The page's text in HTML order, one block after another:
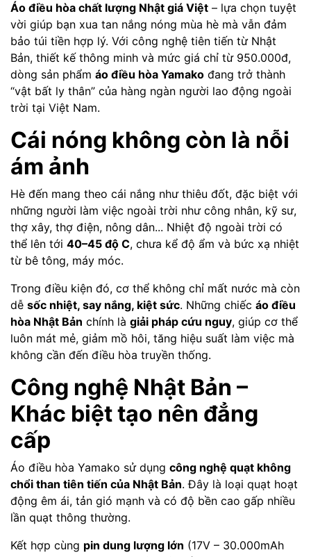
Áo điều hòa chất lượng Nhật giá Việt – lựa chọn tuyệt
vời giúp bạn xua tan nắng nóng mùa hè mà vẫn đảm
bảo túi tiền hợp lý. Với công nghệ tiên tiến từ Nhật
Bản, thiết kế thông minh và mức giá chỉ từ 950.000đ,
dòng sản phẩm áo điều hòa Yamako đang trở thành
“vật bất ly thân” của hàng ngàn người lao động ngoài
trời tại Việt Nam.
Cái nóng không còn là nỗi
ám ảnh
Hè đến mang theo cái nắng như thiêu đốt, đặc biệt với
những người làm việc ngoài trời như công nhân, kỹ sư,
thợ xây, thợ điện, nông dân... Nhiệt độ ngoài trời có
thể lên tới 40–45 độ C, chưa kể độ ẩm và bức xạ nhiệt
từ bê tông, máy móc.
Trong điều kiện đó, cơ thể không chỉ mất nước mà còn
dễ sốc nhiệt, say nắng, kiệt sức. Những chiếc áo điều
hòa Nhật Bản chính là giải pháp cứu nguy, giúp cơ thể
luôn mát mẻ, giảm mồ hôi, tăng hiệu suất làm việc mà
không cần đến điều hòa truyền thống.
Công nghệ Nhật Bản –
Khác biệt tạo nên đẳng
cấp
Áo điều hòa Yamako sử dụng công nghệ quạt không
chổi than tiên tiến của Nhật Bản. Đây là loại quạt hoạt
động êm ái, tản gió mạnh và có độ bền cao gấp nhiều
lần quạt thông thường.
Kết hợp cùng pin dung lượng lớn (17V – 30.000mAh